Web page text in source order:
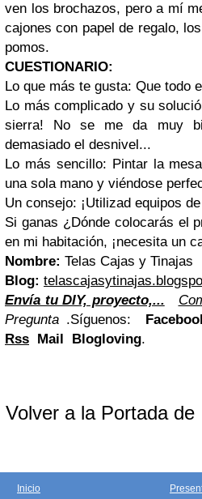
ven los brochazos, pero a mí
cajones con papel de regalo,
pomos.
CUESTIONARIO:
Lo que más te gusta: Que todo
Lo más complicado y su
sierra! No se me da muy
demasiado el desnivel...
Lo más sencillo: Pintar la
una sola mano y viéndose
Un consejo: ¡Utilizad equipos
Si ganas ¿Dónde colocarás el
en mi habitación, ¡necesita un
Nombre: Telas Cajas y Tinajas
Blog:
Envía tu DIY, proyecto,...
Pregunta .Síguenos:
Rss Mail Blogloving.
Volver a la Portada de
Inicio